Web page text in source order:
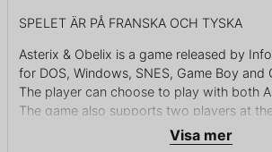
SPELET ÄR PÅ FRANSKA OCH TYSKA
Asterix & Obelix is a game released by
for DOS, Windows, SNES, Game Boy and
The player can choose to play with both
The game also supports two players at
Visa mer